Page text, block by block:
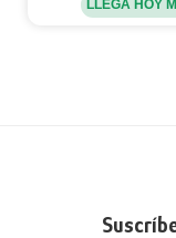
LLEGA HOY